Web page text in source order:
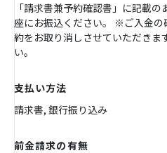
「請求書兼予約確認書」に記載
座にお振込ください。 ※ご入金
約をお取り消しさせていただきま
い。
支払い方法
請求書, 銀行振り込み
前金請求の有無